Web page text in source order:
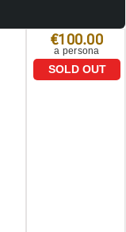
€100.00
a persona
SOLD OUT